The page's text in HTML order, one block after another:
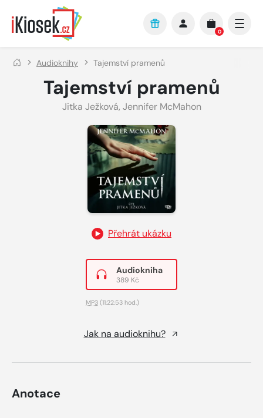
Přejít na hlavní obsah
0
Audioknihy Tajemství pramenů
Tajemství pramenů
Jitka Ježková, Jennifer McMahon
Přehrát ukázku
Audiokniha
389 Kč
MP3 (11:22:53 hod.)
Jak na audioknihu?
Anotace